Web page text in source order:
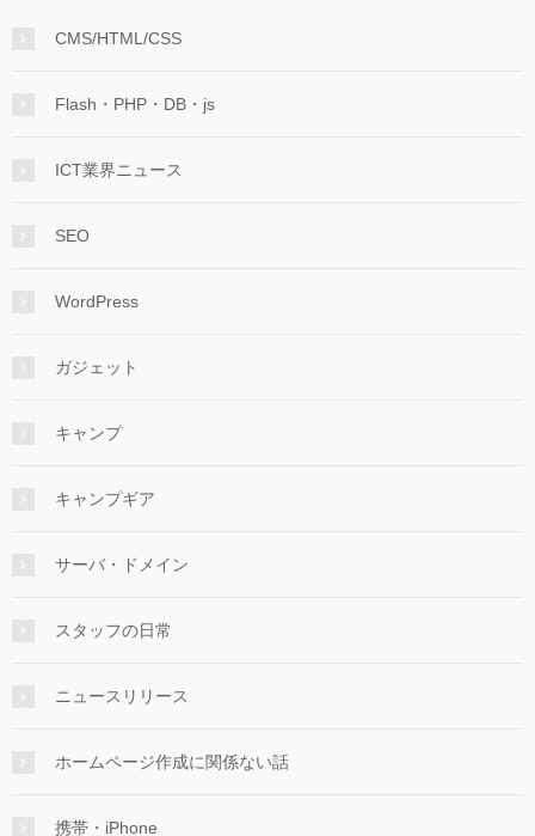
CMS/HTML/CSS
Flash・PHP・DB・js
ICT業界ニュース
SEO
WordPress
ガジェット
キャンプ
キャンプギア
サーバ・ドメイン
スタッフの日常
ニュースリリース
ホームページ作成に関係ない話
携帯・iPhone